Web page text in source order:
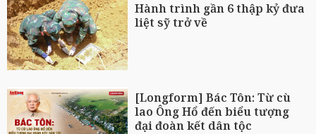
Hành trình gần 6 thập kỷ đưa
liệt sỹ trở về
[Longform] Bác Tôn: Từ cù
lao Ông Hổ đến biểu tượng
đại đoàn kết dân tộc